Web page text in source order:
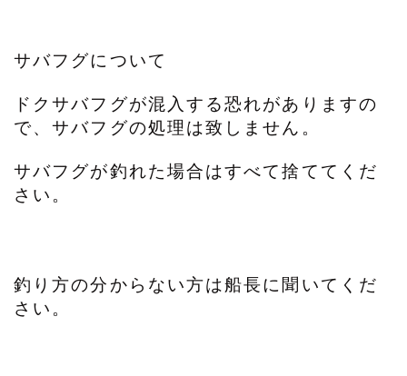
サバフグについて
ドクサバフグが混入する恐れがありますの
で、サバフグの処理は致しません。
サバフグが釣れた場合はすべて捨ててくだ
さい。
釣り方の分からない方は船長に聞いてくだ
さい。